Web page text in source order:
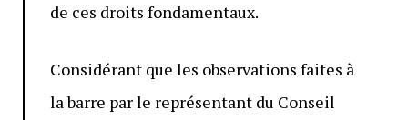
de ces droits fondamentaux.
Considérant que les observations faites à
la barre par le représentant du Conseil